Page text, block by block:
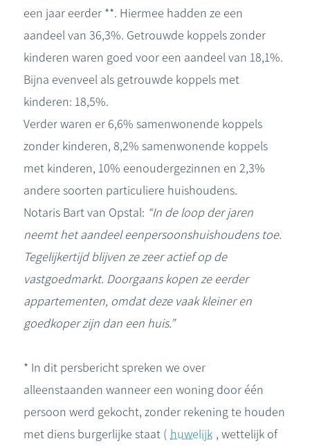
een jaar eerder **. Hiermee hadden ze een
aandeel van 36,3%. Getrouwde koppels zonder
kinderen waren goed voor een aandeel van 18,1%.
Bijna evenveel als getrouwde koppels met
kinderen: 18,5%.
Verder waren er 6,6% samenwonende koppels
zonder kinderen, 8,2% samenwonende koppels
met kinderen, 10% eenoudergezinnen en 2,3%
andere soorten particuliere huishoudens.
Notaris Bart van Opstal: “In de loop der jaren
neemt het aandeel eenpersoonshuishoudens toe.
Tegelijkertijd blijven ze zeer actief op de
vastgoedmarkt. Doorgaans kopen ze eerder
appartementen, omdat deze vaak kleiner en
goedkoper zijn dan een huis.”
* In dit persbericht spreken we over
alleenstaanden wanneer een woning door één
persoon werd gekocht, zonder rekening te houden
met diens burgerlijke staat ( huwelijk , wettelijk of